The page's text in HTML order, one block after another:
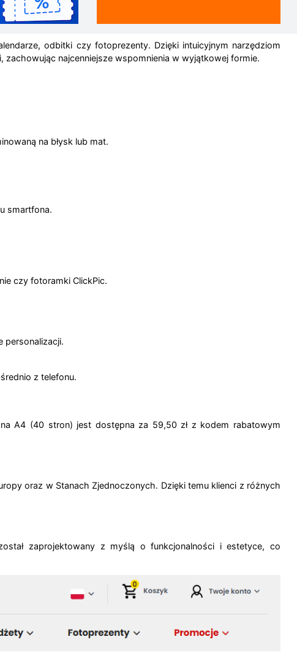
odbitki czy fotoprezenty. Dzięki intuicyjnym narzędziom
zachowując najcenniejsze wspomnienia w wyjątkowej formie.
na błysk lub mat.
smartfona.
czy fotoramki ClickPic.
personalizacji.
z telefonu.
A4 (40 stron) jest dostępna za 59,50 zł z kodem rabatowym
oraz w Stanach Zjednoczonych. Dzięki temu klienci z różnych
zaprojektowany z myślą o funkcjonalności i estetyce, co